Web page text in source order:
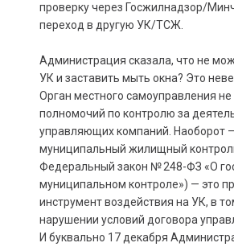
проверку через Госжилнадзор/
переход в другую УК/ТСЖ.
Администрация сказала, что не
УК и заставить мыть окна? Это
Орган местного самоуправления
полномочий по контролю за
управляющих компаний. Наоборот
муниципальный жилищный
Федеральный закон № 248-ФЗ «О
муниципальном контроле») — это
инструмент воздействия на УК, в
нарушении условий договора
И буквально 17 декабря